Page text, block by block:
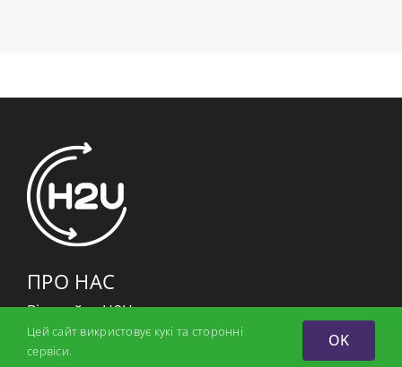
ПРО НАС
Відкрийте H2U
Місія
Партнери
Цей сайт викристовує кукі та сторонні
сервіси.
OK